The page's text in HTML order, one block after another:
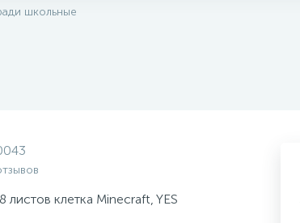
школьные
листов клетка Minecraft, YES